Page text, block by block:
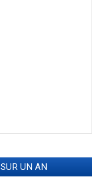
SUR UN AN